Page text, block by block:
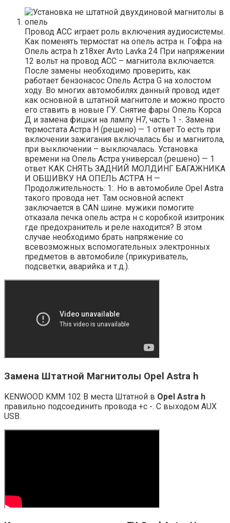
Провод АСС играет роль включения аудиосистемы.
Как поменять термостат на опель астра н. Гофра на
Опель астра h z18xer Avto Lavka 24 При напряжении
12 вольт на провод АСС – магнитола включается.
После замены необходимо проверить, как
работает бензонасос Опель Астра G на холостом
ходу. Во многих автомобилях данный провод идет
как основной в штатной магнитоле и можно просто
его ставить в новые ГУ. Снятие фары Опель Корса
Д и замена фишки на лампу Н7, часть 1 -. Замена
термостата Астра Н (решено) — 1 ответ То есть при
включении зажигания включалась бы и магнитола,
при выключении – выключалась. Установка
времени на Опель Астра универсал (решено) — 1
ответ КАК СНЯТЬ ЗАДНИЙ МОЛДИНГ БАГАЖНИКА
И ОБШИВКУ НА ОПЕЛЬ АСТРА Н —
Продолжительность: 1:. Но в автомобиле Opel Astra
такого провода нет. Там основной аспект
заключается в CAN шине. мужики помогите
отказала печка опель астра н с коробкой изитроник
где предохранитель и реле находится? В этом
случае необходимо брать напряжение со
всевозможных вспомогательных электронных
предметов в автомобиле (прикуриватель,
подсветки, аварийка и т.д.).
Замена Штатной Магнитолы Opel Astra h
KENWOOD KMM 102 В места Штатной в Opel Astra h
правильно подсоединить провода +с -. С выходом AUX
USB.